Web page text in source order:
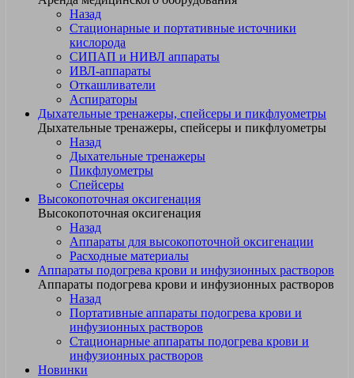
Назад
Стационарные и портативные источники
кислорода
СИПАП и НИВЛ аппараты
ИВЛ-аппараты
Откашливатели
Аспираторы
Дыхательные тренажеры, спейсеры и пикфлуометры
Дыхательные тренажеры, спейсеры и пикфлуометры
Назад
Дыхательные тренажеры
Пикфлуометры
Спейсеры
Высокопоточная оксигенация
Высокопоточная оксигенация
Назад
Аппараты для высокопоточной оксигенации
Расходные материалы
Аппараты подогрева крови и инфузионных растворов
Аппараты подогрева крови и инфузионных растворов
Назад
Портативные аппараты подогрева крови и
инфузионных растворов
Стационарные аппараты подогрева крови и
инфузионных растворов
Новинки